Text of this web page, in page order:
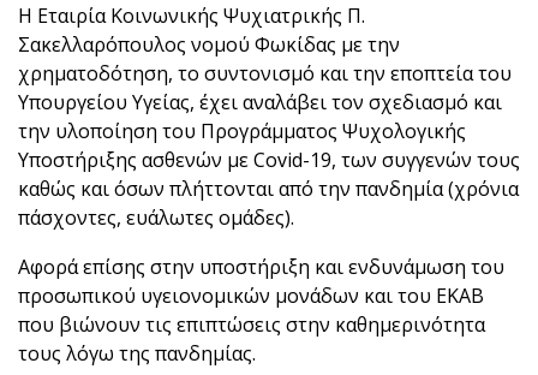
Η Εταιρία Κοινωνικής Ψυχιατρικής Π.
Σακελλαρόπουλος νομού Φωκίδας με την
χρηματοδότηση, το συντονισμό και την εποπτεία του
Υπουργείου Υγείας, έχει αναλάβει τον σχεδιασμό και
την υλοποίηση του Προγράμματος Ψυχολογικής
Υποστήριξης ασθενών με Covid-19, των συγγενών τους
καθώς και όσων πλήττονται από την πανδημία (χρόνια
πάσχοντες, ευάλωτες ομάδες).
Αφορά επίσης στην υποστήριξη και ενδυνάμωση του
προσωπικού υγειονομικών μονάδων και του ΕΚΑΒ
που βιώνουν τις επιπτώσεις στην καθημερινότητα
τους λόγω της πανδημίας.